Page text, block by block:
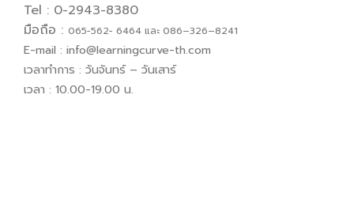
Tel : 0-2943-8380
มือถือ : 065−562− 6464 และ 086–326–8241
E-mail : info@learningcurve-th.com
เวลาทำการ : วันจันทร์ – วันเสาร์
เวลา : 10.00-19.00 น.